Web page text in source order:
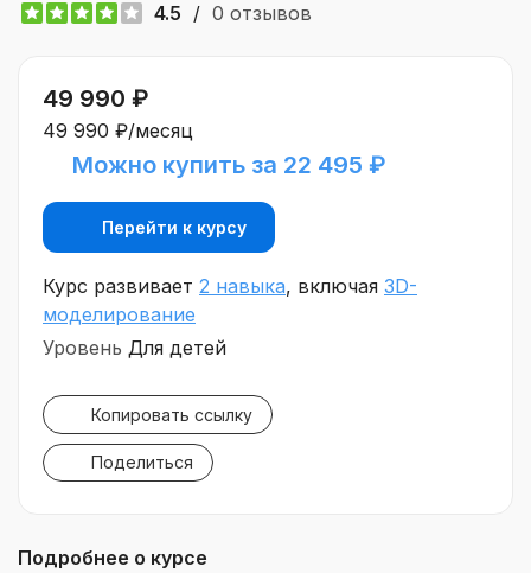
4.5 / 0 отзывов
49 990 ₽
49 990 ₽/месяц
Можно купить за 22 495 ₽
Перейти к курсу
Курс развивает 2 навыка, включая 3D-
моделирование
Уровень Для детей
Копировать ссылку
Поделиться
Подробнее о курсе